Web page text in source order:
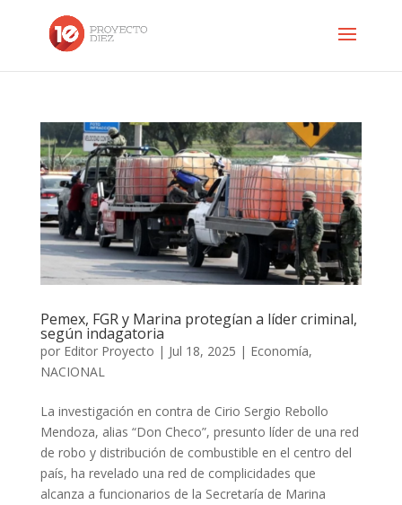
Pemex, FGR y Marina protegían a líder criminal,
según indagatoria
por Editor Proyecto | Jul 18, 2025 | Economía,
NACIONAL
La investigación en contra de Cirio Sergio Rebollo
Mendoza, alias “Don Checo”, presunto líder de una red
de robo y distribución de combustible en el centro del
país, ha revelado una red de complicidades que
alcanza a funcionarios de la Secretaría de Marina